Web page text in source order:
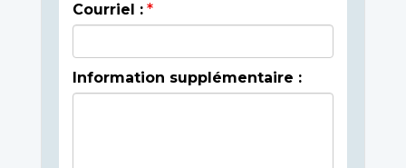
Courriel :
Information supplémentaire :